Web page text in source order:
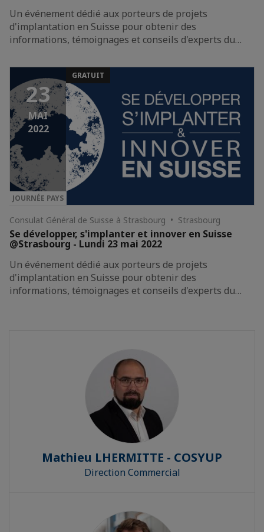
Un événement dédié aux porteurs de projets
d'implantation en Suisse pour obtenir des
informations, témoignages et conseils d'experts du…
23
MAI
2022
GRATUIT
JOURNÉE PAYS
Consulat Général de Suisse à Strasbourg • Strasbourg
Se développer, s'implanter et innover en Suisse
@Strasbourg - Lundi 23 mai 2022
Un événement dédié aux porteurs de projets
d'implantation en Suisse pour obtenir des
informations, témoignages et conseils d'experts du…
Mathieu LHERMITTE - COSYUP
Direction Commercial